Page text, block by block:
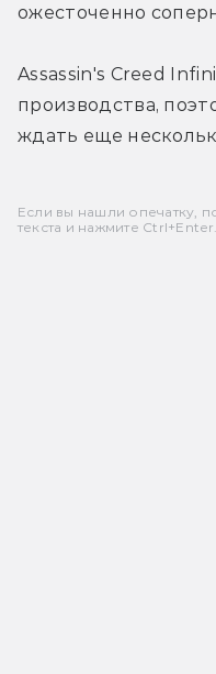
ожесточенно
Assassin's Creed
производства,
ждать еще
Если вы нашли опечатку,
текста и нажмите Ctrl+Enter.